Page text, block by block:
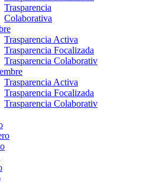
Trasparencia
Colaborativa
Trasparencia Activa
Trasparencia Focalizada
Trasparencia Colaborativ
Trasparencia Activa
Trasparencia Focalizada
Trasparencia Colaborativ